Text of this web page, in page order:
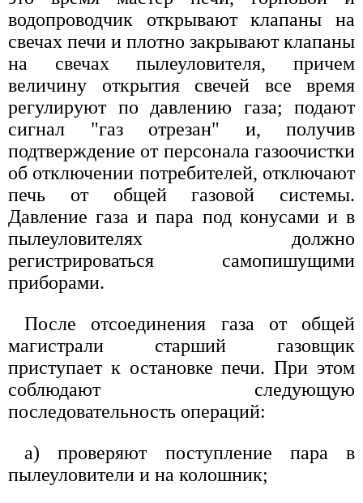
водопроводчик открывают клапаны на
свечах печи и плотно закрывают клапаны
на свечах пылеуловителя, причем
величину открытия свечей все время
регулируют по давлению газа; подают
сигнал "газ отрезан" и, получив
подтверждение от персонала газоочистки
об отключении потребителей, отключают
печь от общей газовой системы.
Давление газа и пара под конусами и в
пылеуловителях должно
регистрироваться самопишущими
приборами.
После отсоединения газа от общей
магистрали старший газовщик
приступает к остановке печи. При этом
соблюдают следующую
последовательность операций:
а) проверяют поступление пара в
пылеуловители и на колошник;